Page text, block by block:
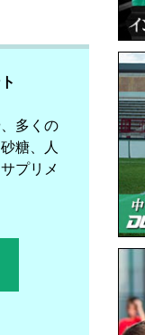
多くの
糖、人
プリメ